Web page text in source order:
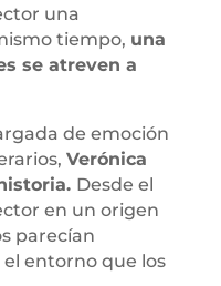
una
tiempo, una
se atreven a
de emoción
Verónica
Desde el
en un origen
parecían
entorno que los